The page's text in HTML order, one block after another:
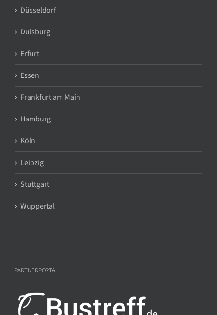
Düsseldorf
Duisburg
Erfurt
Essen
Frankfurt am Main
Hamburg
Köln
Leipzig
Stuttgart
Wuppertal
PARTNERPORTAL